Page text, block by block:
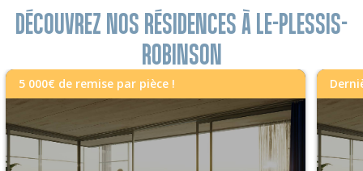
DÉCOUVREZ NOS RÉSIDENCES À LE-PLESSIS-
ROBINSON
5 000€ de remise par pièce !